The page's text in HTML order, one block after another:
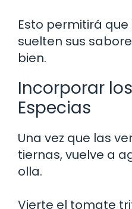
Esto permitirá
suelten sus
bien.
Incorporar
Especias
Una vez que las
tiernas, vuelve a
olla.
Vierte el tomate